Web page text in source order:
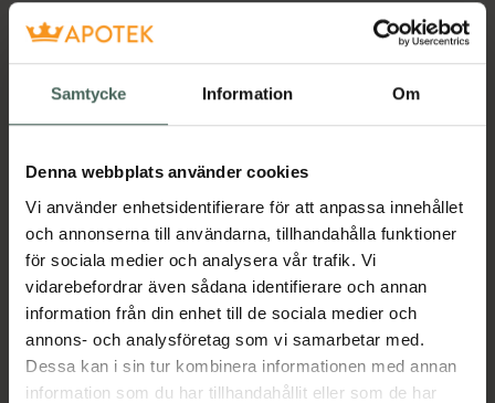
Samtycke Information Om
Denna webbplats använder cookies
Vi använder enhetsidentifierare för att anpassa innehållet
och annonserna till användarna, tillhandahålla funktioner
för sociala medier och analysera vår trafik. Vi
vidarebefordrar även sådana identifierare och annan
information från din enhet till de sociala medier och
annons- och analysföretag som vi samarbetar med.
Dessa kan i sin tur kombinera informationen med annan
information som du har tillhandahållit eller som de har
1276,20 kr
Köp via ditt recept
Aktuella erbjudanden
Beskrivning Dölj
Läs alltid bipacksedeln innan
användning.